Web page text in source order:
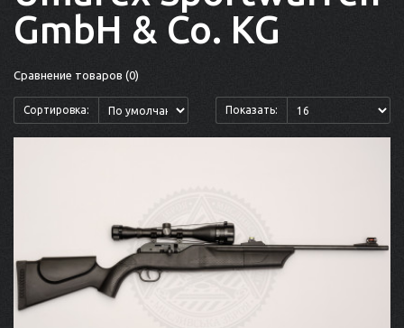
GmbH & Co. KG
Сравнение товаров (0)
Сортировка: Показать: